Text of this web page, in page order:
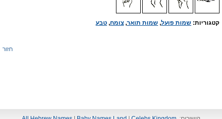
קטגוריות: שמות פועל, שמות תואר, צומח, טבע
חזור